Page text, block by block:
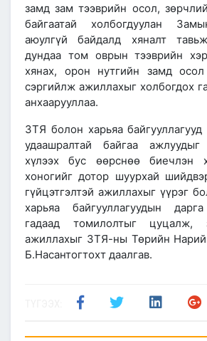
замд зам тээврийн осол,
байгаатай холбогдуулан
аюулгүй байдалд хяналт
дундаа том оврын тээврийн
хянах, орон нутгийн замд осол
сэргийлж ажиллахыг холбогдох
анхаарууллаа.
ЗТЯ болон харьяа
удаашралтай байгаа
хүлээх бус өөрснөө биечлэн
хоногийг дотор шуурхай
гүйцэтгэлтэй ажиллахыг үүрэг
харьяа байгууллагуудын
гадаад томилолтыг цуцалж,
ажиллахыг ЗТЯ-ны Төрийн
Б.Насантогтохт даалгав.